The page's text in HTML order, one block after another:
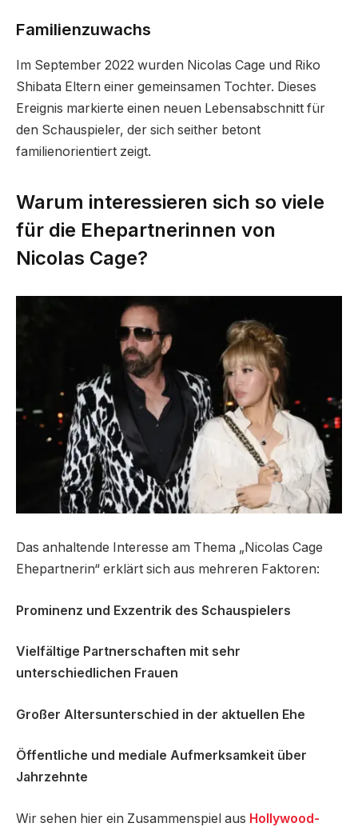
Familienzuwachs
Im September 2022 wurden Nicolas Cage und Riko
Shibata Eltern einer gemeinsamen Tochter. Dieses
Ereignis markierte einen neuen Lebensabschnitt für
den Schauspieler, der sich seither betont
familienorientiert zeigt.
Warum interessieren sich so viele
für die Ehepartnerinnen von
Nicolas Cage?
Das anhaltende Interesse am Thema „Nicolas Cage
Ehepartnerin“ erklärt sich aus mehreren Faktoren:
Prominenz und Exzentrik des Schauspielers
Vielfältige Partnerschaften mit sehr
unterschiedlichen Frauen
Großer Altersunterschied in der aktuellen Ehe
Öffentliche und mediale Aufmerksamkeit über
Jahrzehnte
Wir sehen hier ein Zusammenspiel aus Hollywood-